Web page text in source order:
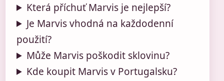
Která příchuť Marvis je nejlepší?
Je Marvis vhodná na každodenní
použití?
Může Marvis poškodit sklovinu?
Kde koupit Marvis v Portugalsku?